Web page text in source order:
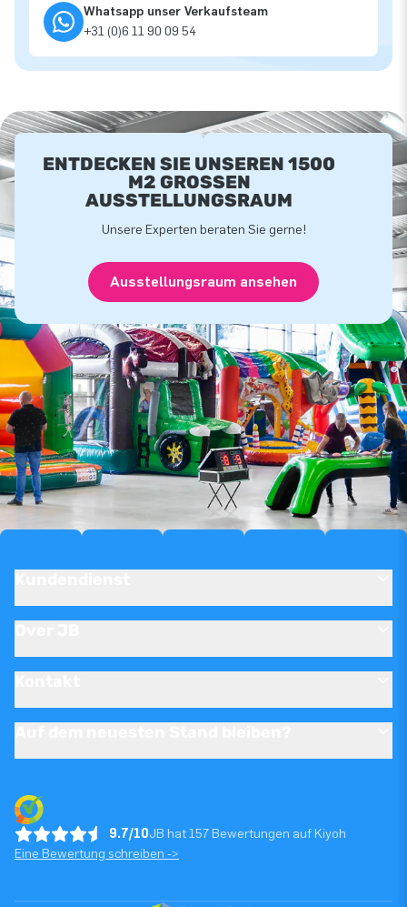
Whatsapp unser Verkaufsteam
+31 (0)6 11 90 09 54
ENTDECKEN SIE UNSEREN 1500
M2 GROSSEN A
USSTELLUNGSRAUM
Unsere Experten beraten Sie gerne!
Ausstellungsraum ansehen
9.7/10JB hat 157 Bewertungen auf Kiyoh
Eine Bewertung schreiben ->